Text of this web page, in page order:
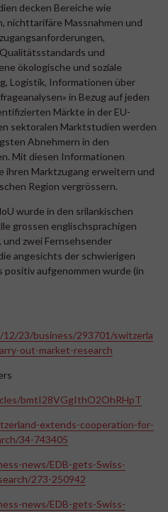
decken Bereiche wie
nichttarifäre Massnahmen und
und
ökologische und soziale
Logistik, Informationen über
in Bezug auf jeden
Märkte in der EU-
sektoralen Marktstudien werden
Abnehmern in den
Mit diesen Informationen
ihren Marktzugang erweitern und
Region vergrössern.
wurde in den srilankischen
grossen englischsprachigen
zwei Fernsehsender
angesichts der schwierigen
positiv aufgenommen wurde (in
23/business/293701/switzerla
out-market-research
bmtI28VGgIthO2OhRHpT
extends-cooperation-for-
34-743405
news/EDB-gets-Swiss-
273-250942
news/EDB-gets-Swiss-